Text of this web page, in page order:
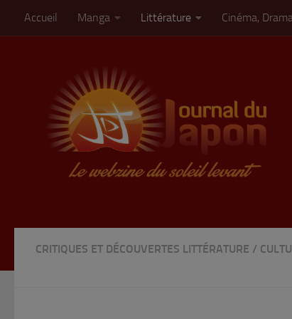
Skip to content
Accueil Manga Littérature Cinéma,
CRITIQUES ET DÉCOUVERTES LITTÉRATURE /